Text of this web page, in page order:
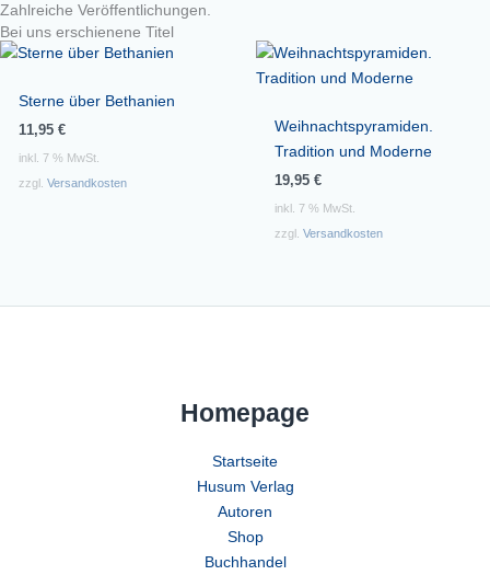
Zahlreiche Veröffentlichungen.
Bei uns erschienene Titel
Sterne über Bethanien
11,95 €
inkl. 7 % MwSt.
zzgl. Versandkosten
Weihnachtspyramiden.
Tradition und Moderne
19,95 €
inkl. 7 % MwSt.
zzgl. Versandkosten
Homepage
Startseite
Husum Verlag
Autoren
Shop
Buchhandel